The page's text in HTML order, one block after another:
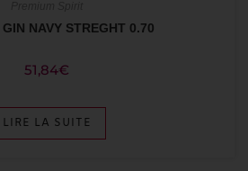
NAVY STREGHT 0.70
51,84€
LIRE LA SUITE